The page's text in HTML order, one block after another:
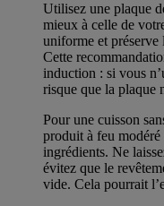
Utilisez une plaque
mieux à celle de
uniforme et préserve
Cette
induction : si vous
risque que la plaque
Pour une cuisson
produit à feu
ingrédients. Ne
évitez que le
vide. Cela pourrait